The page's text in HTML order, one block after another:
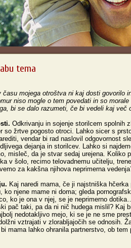
tema
mojega otroštva ni kaj dosti govorilo
niso mogle o tem povedati in so
bi se dalo razumeti, če bi vedeli kaj več
Odkrivanju in sojenje storilcem spolnih
so žrtve pogosto otroci. Lahko sicer s
vendar bi rad naslovil odgovornost
dejanja in storilcev. Lahko si
misleč, da je stvar sedaj urejena. Koliko
v šolo, recimo telovadnemu učitelju,
za kakšna njihova neprimerna
Kaj naredi mama, če ji najstniška
ko njene mame ni doma; gleda
ko je ona v njej, se je neprimerno
pač taki, pa da ni nič hudega mislil? Kaj
nedotakljivo mejo, ki se je ne sme
vztrajati v zlorabljajočih se odnosih.
mama lahko ohranila partnerstvo, ob